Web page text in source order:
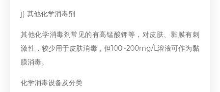
j) 其他化学消毒剂
其他化学消毒剂常见的有高锰酸钾等，对皮肤、黏膜有刺
激性，较少用于皮肤消毒，但100~200mg/L溶液可作为黏
膜消毒。
化学消毒设备及分类